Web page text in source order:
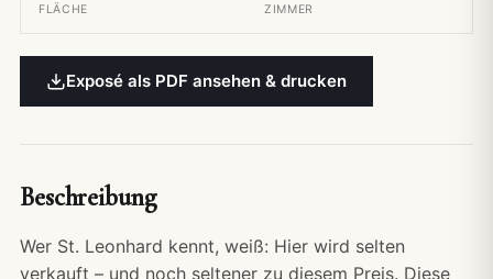
FLÄCHE ZIMMER
Exposé als PDF ansehen & drucken
Beschreibung
Wer St. Leonhard kennt, weiß: Hier wird selten
verkauft – und noch seltener zu diesem Preis. Diese